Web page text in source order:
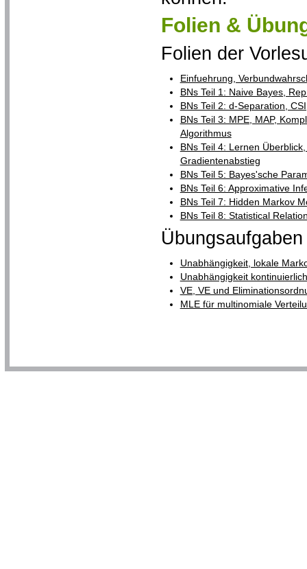
Folien &
Folien der
Einfuehrung,
BNs Teil 1: Naive Bayes,
BNs Teil 2: d-Separation,
BNs Teil 3: MPE, MAP,
Algorithmus
BNs Teil 4: Lernen
Gradientenabstieg
BNs Teil 5: Bayes'sche
BNs Teil 6: Approximative
BNs Teil 7: Hidden Markov
BNs Teil 8: Statistical
Unabhängigkeit, lokale
Unabhängigkeit
VE, VE und
MLE für multinomiale